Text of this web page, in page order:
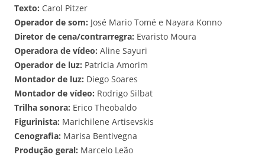
Texto: Carol Pitzer
Operador de som: José Mario Tomé e Nayara Konno
Diretor de cena/contrarregra: Evaristo Moura
Operadora de vídeo: Aline Sayuri
Operador de luz: Patricia Amorim
Montador de luz: Diego Soares
Montador de vídeo: Rodrigo Silbat
Trilha sonora: Erico Theobaldo
Figurinista: Marichilene Artisevskis
Cenografia: Marisa Bentivegna
Produção geral: Marcelo Leão